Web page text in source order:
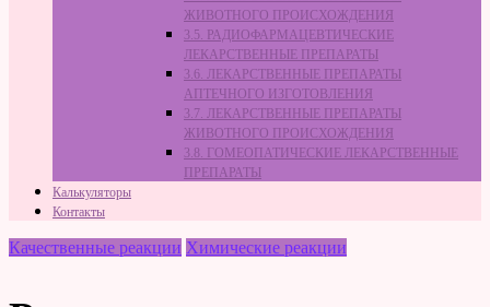
ЖИВОТНОГО ПРОИСХОЖДЕНИЯ
3.5. РАДИОФАРМАЦЕВТИЧЕСКИЕ
ЛЕКАРСТВЕННЫЕ ПРЕПАРАТЫ
3.6. ЛЕКАРСТВЕННЫЕ ПРЕПАРАТЫ
АПТЕЧНОГО ИЗГОТОВЛЕНИЯ
3.7. ЛЕКАРСТВЕННЫЕ ПРЕПАРАТЫ
ЖИВОТНОГО ПРОИСХОЖДЕНИЯ
3.8. ГОМЕОПАТИЧЕСКИЕ ЛЕКАРСТВЕННЫЕ
ПРЕПАРАТЫ
Калькуляторы
Контакты
Качественные реакции Химические реакции